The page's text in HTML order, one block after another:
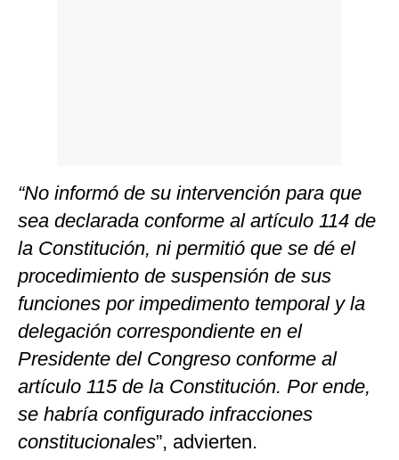
“No informó de su intervención para que
sea declarada conforme al artículo 114 de
la Constitución, ni permitió que se dé el
procedimiento de suspensión de sus
funciones por impedimento temporal y la
delegación correspondiente en el
Presidente del Congreso conforme al
artículo 115 de la Constitución. Por ende,
se habría configurado infracciones
constitucionales”, advierten.